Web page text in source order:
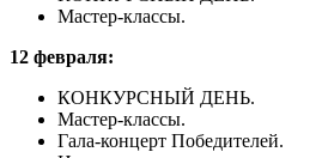
Мастер-классы.
12 февраля:
КОНКУРСНЫЙ ДЕНЬ.
Мастер-классы.
Гала-концерт Победителей.